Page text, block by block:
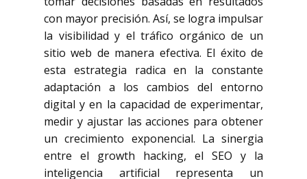
con mayor precisión. Así, se logra impulsar
la visibilidad y el tráfico orgánico de un
sitio web de manera efectiva. El éxito de
esta estrategia radica en la constante
adaptación a los cambios del entorno
digital y en la capacidad de experimentar,
medir y ajustar las acciones para obtener
un crecimiento exponencial. La sinergia
entre el growth hacking, el SEO y la
inteligencia artificial representa un